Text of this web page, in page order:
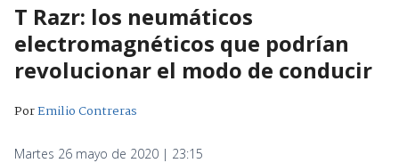
T Razr: los neumáticos
electromagnéticos que podrían
revolucionar el modo de conducir
PorEmilio Contreras
Martes 26 mayo de 2020 | 23:15